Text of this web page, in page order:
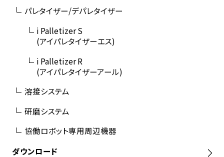
パレタイザー/デパレタイザー
i Palletizer S
(アイパレタイザーエス)
i Palletizer R
(アイパレタイザーアール)
溶接システム
研磨システム
協働ロボット専用周辺機器
ダウンロード